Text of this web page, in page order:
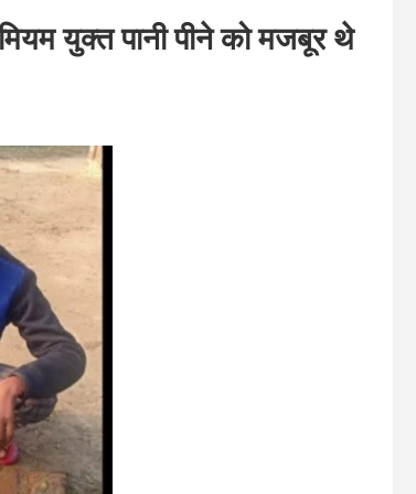
युक्त पानी पीने को मजबूर थे